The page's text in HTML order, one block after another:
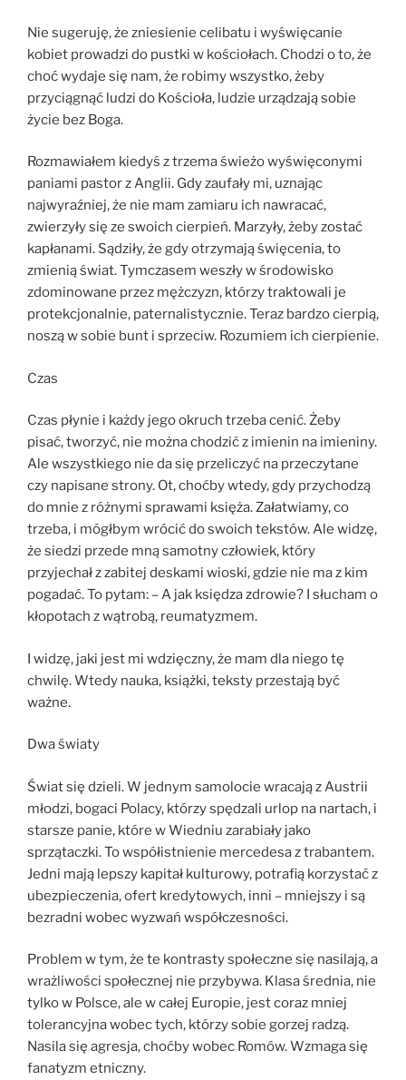
Nie sugeruję, że zniesienie celibatu i wyświęcanie
kobiet prowadzi do pustki w kościołach. Chodzi o to, że
choć wydaje się nam, że robimy wszystko, żeby
przyciągnąć ludzi do Kościoła, ludzie urządzają sobie
życie bez Boga.
Rozmawiałem kiedyś z trzema świeżo wyświęconymi
paniami pastor z Anglii. Gdy zaufały mi, uznając
najwyraźniej, że nie mam zamiaru ich nawracać,
zwierzyły się ze swoich cierpień. Marzyły, żeby zostać
kapłanami. Sądziły, że gdy otrzymają święcenia, to
zmienią świat. Tymczasem weszły w środowisko
zdominowane przez mężczyzn, którzy traktowali je
protekcjonalnie, paternalistycznie. Teraz bardzo cierpią,
noszą w sobie bunt i sprzeciw. Rozumiem ich cierpienie.
Czas
Czas płynie i każdy jego okruch trzeba cenić. Żeby
pisać, tworzyć, nie można chodzić z imienin na imieniny.
Ale wszystkiego nie da się przeliczyć na przeczytane
czy napisane strony. Ot, choćby wtedy, gdy przychodzą
do mnie z różnymi sprawami księża. Załatwiamy, co
trzeba, i mógłbym wrócić do swoich tekstów. Ale widzę,
że siedzi przede mną samotny człowiek, który
przyjechał z zabitej deskami wioski, gdzie nie ma z kim
pogadać. To pytam: – A jak księdza zdrowie? I słucham o
kłopotach z wątrobą, reumatyzmem.
I widzę, jaki jest mi wdzięczny, że mam dla niego tę
chwilę. Wtedy nauka, książki, teksty przestają być
ważne.
Dwa światy
Świat się dzieli. W jednym samolocie wracają z Austrii
młodzi, bogaci Polacy, którzy spędzali urlop na nartach, i
starsze panie, które w Wiedniu zarabiały jako
sprzątaczki. To współistnienie mercedesa z trabantem.
Jedni mają lepszy kapitał kulturowy, potrafią korzystać z
ubezpieczenia, ofert kredytowych, inni – mniejszy i są
bezradni wobec wyzwań współczesności.
Problem w tym, że te kontrasty społeczne się nasilają, a
wrażliwości społecznej nie przybywa. Klasa średnia, nie
tylko w Polsce, ale w całej Europie, jest coraz mniej
tolerancyjna wobec tych, którzy sobie gorzej radzą.
Nasila się agresja, choćby wobec Romów. Wzmaga się
fanatyzm etniczny.